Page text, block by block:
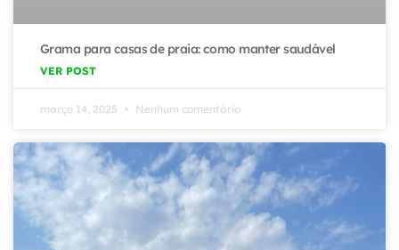
Grama para casas de praia: como manter saudável
VER POST
março 14, 2025 Nenhum comentário